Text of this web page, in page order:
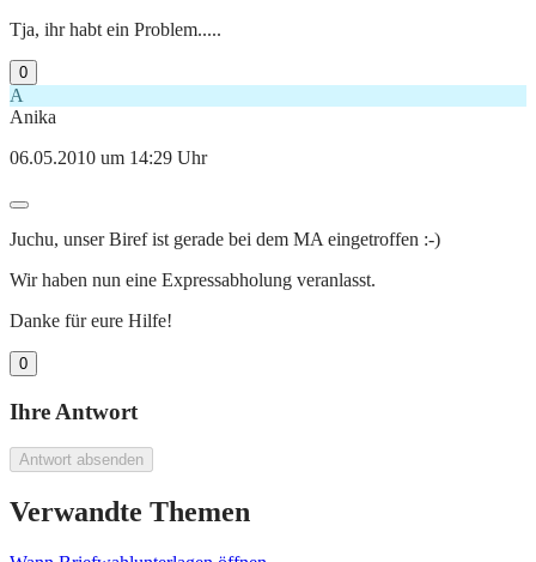
Tja, ihr habt ein Problem.....
0
A
Anika
06.05.2010 um 14:29 Uhr
Juchu, unser Biref ist gerade bei dem MA eingetroffen :-)
Wir haben nun eine Expressabholung veranlasst.
Danke für eure Hilfe!
0
Ihre Antwort
Antwort absenden
Verwandte Themen